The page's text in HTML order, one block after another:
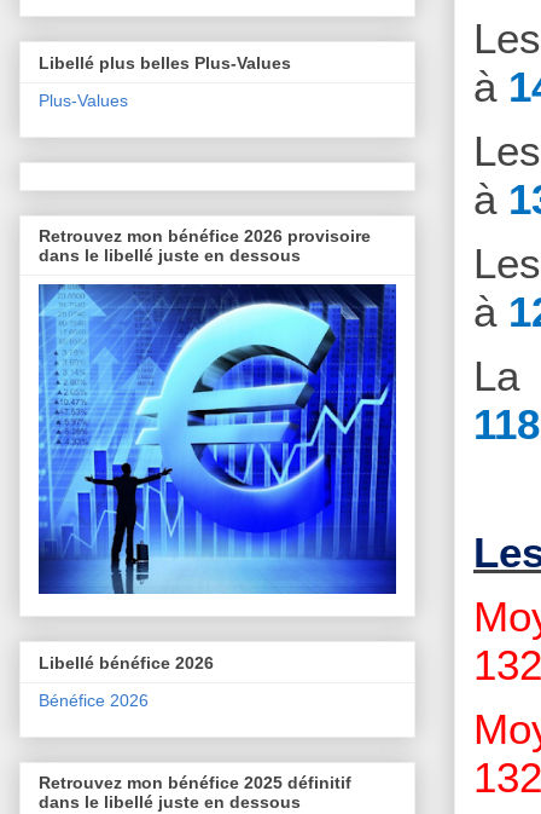
à
à
à
La
Libellé plus belles Plus-Values
Plus-Values
Retrouvez mon bénéfice 2026 provisoire
dans le libellé juste en dessous
Libellé bénéfice 2026
Bénéfice 2026
Retrouvez mon bénéfice 2025 définitif
dans le libellé juste en dessous